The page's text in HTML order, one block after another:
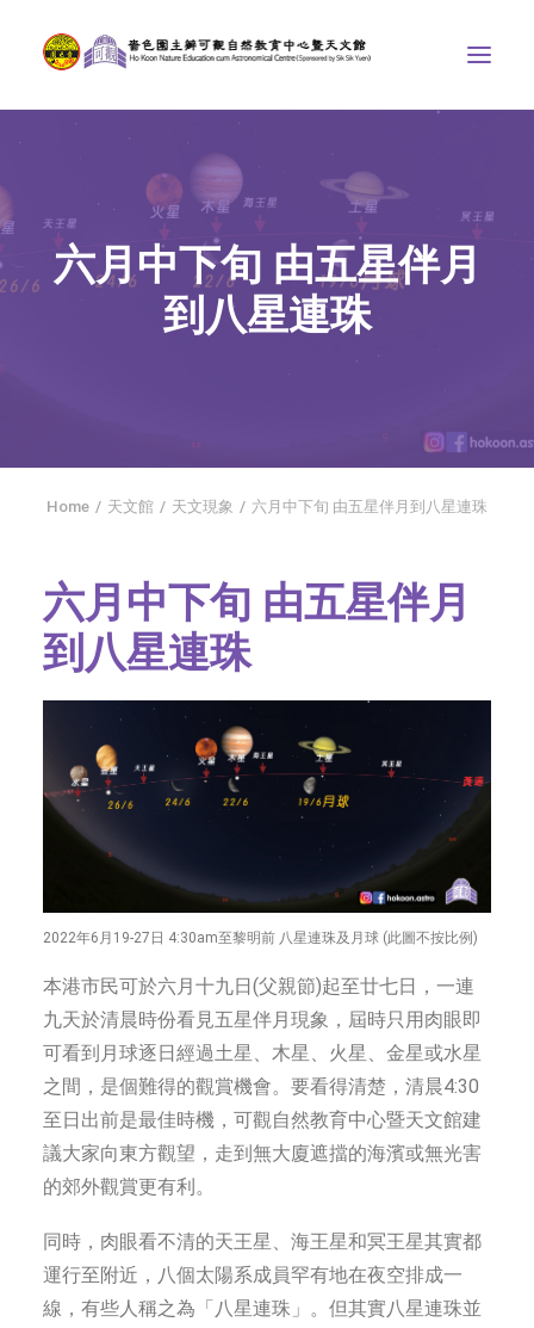
天文館
字型大小
六月中下旬 由五星伴月
到八星連珠
Home 天文館 天文現象 六月中下旬 由五星伴月到八星連珠
六月中下旬 由五星伴月
到八星連珠
2022年6月19-27日 4:30am至黎明前 八星連珠及月球 (此圖不按比例)
本港市民可於六月十九日(父親節)起至廿七日，一連
九天於清晨時份看見五星伴月現象，屆時只用肉眼即
可看到月球逐日經過土星、木星、火星、金星或水星
之間，是個難得的觀賞機會。要看得清楚，清晨4:30
至日出前是最佳時機，可觀自然教育中心暨天文館建
議大家向東方觀望，走到無大廈遮擋的海濱或無光害
的郊外觀賞更有利。
同時，肉眼看不清的天王星、海王星和冥王星其實都
運行至附近，八個太陽系成員罕有地在夜空排成一
線，有些人稱之為「八星連珠」。但其實八星連珠並